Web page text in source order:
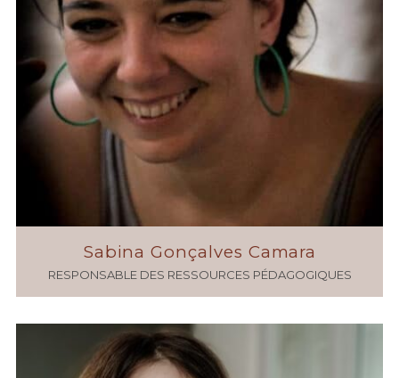
Sabina Gonçalves Camara
RESPONSABLE DES RESSOURCES PÉDAGOGIQUES